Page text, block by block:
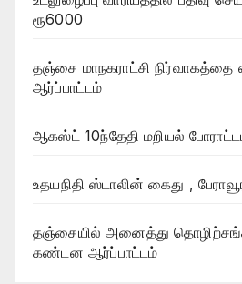
ரூ6000
தஞ்சை மாநகராட்சி நிர்வாகத்தை
ஆர்ப்பாட்டம்
ஆகஸ்ட் 10ந்தேதி மறியல்
உதயநிதி ஸ்டாலின் கைது ,
தஞ்சையில் அனைத்து
கண்டன ஆர்ப்பாட்டம்